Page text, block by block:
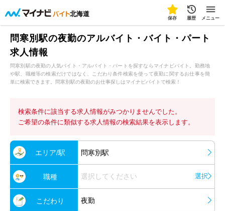
北海道
保存 履歴 メニュー
問寒別駅の夜勤のアルバイト・バイト・パート
求人情報
問寒別駅の夜勤の人気バイト・アルバイト・パートを探すならマイナビバイト。勤務地
や駅、職種等の検索だけではなく、こだわり条件検索を使って夜勤に関するお仕事を簡
単に検索できます。問寒別駅の夜勤のお仕事探しはマイナビバイトで検索！
検索条件に該当する求人情報がみつかりませんでした。
ご希望の条件に類似する求人情報の検索結果を表示します。
エリア/駅 問寒別駅
職種 選択してください 選択
こだわり 夜勤